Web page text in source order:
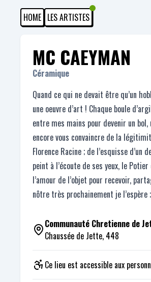
HOME LES ARTISTES
MC CAEYMAN
Céramique
Quand ce qui ne devait être qu’un
une oeuvre d’art ! Chaque boule
entre mes mains pour devenir un
encore vous convaincre de la
Florence Racine ; de l’esquisse
peint à l’écoute de ses yeux, le
l’amour de l’objet pour recevoir,
nôtre très prochainement je l’espère
Communauté Chretienne de
Chaussée de Jette, 448
Ce lieu est accessible aux